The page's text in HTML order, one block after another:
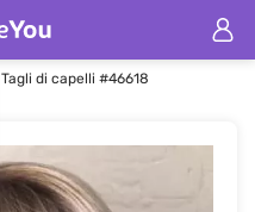
Tagli di capelli #46618